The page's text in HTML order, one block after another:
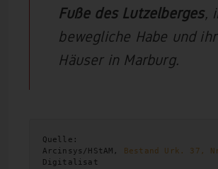
Fuße des Lutzelberges,
bewegliche Habe und
Häuser in Marburg.
Quelle:
Arcinsys/HStAM, Bestand Urk. 37,
Digitalisat